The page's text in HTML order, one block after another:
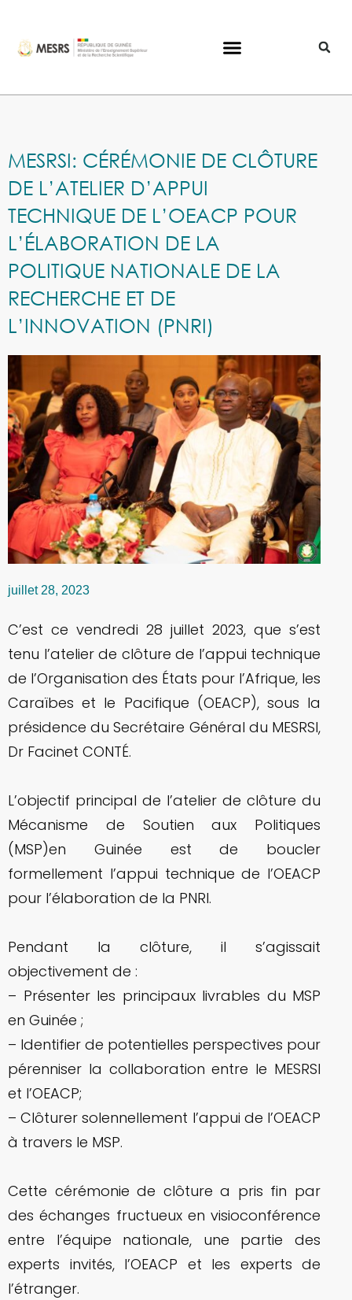
MESRSI: CÉRÉMONIE DE CLÔTURE
DE L’ATELIER D’APPUI
TECHNIQUE DE L’OEACP POUR
L’ÉLABORATION DE LA
POLITIQUE NATIONALE DE LA
RECHERCHE ET DE
L’INNOVATION (PNRI)
juillet 28, 2023
C’est ce vendredi 28 juillet 2023, que s’est
tenu l’atelier de clôture de l’appui technique
de l’Organisation des États pour l’Afrique, les
Caraïbes et le Pacifique (OEACP), sous la
présidence du Secrétaire Général du MESRSI,
Dr Facinet CONTÉ.
L’objectif principal de l’atelier de clôture du
Mécanisme de Soutien aux Politiques
(MSP)en Guinée est de boucler
formellement l’appui technique de l’OEACP
pour l’élaboration de la PNRI.
Pendant la clôture, il s’agissait
objectivement de :
– Présenter les principaux livrables du MSP
en Guinée ;
– Identifier de potentielles perspectives pour
pérenniser la collaboration entre le MESRSI
et l’OEACP;
– Clôturer solennellement l’appui de l’OEACP
à travers le MSP.
Cette cérémonie de clôture a pris fin par
des échanges fructueux en visioconférence
entre l’équipe nationale, une partie des
experts invités, l’OEACP et les experts de
l’étranger.